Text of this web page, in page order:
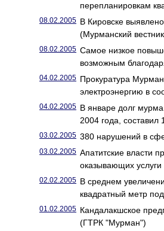
перепланировкам
08.02.2005 В Кировске
(Мурманский
08.02.2005 Самое низкое
возможным
04.02.2005 Прокуратура
электроэнергию в
04.02.2005 В январе долг
2004 года,
03.02.2005 380 нарушений в
03.02.2005 Апатитские власти
оказывающих
02.02.2005 В среднем
квадратный метр
01.02.2005 Кандалакшское
(ГТРК "Мурман")